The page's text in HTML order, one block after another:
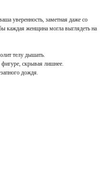
уверенность, заметная даже со
каждая женщина могла выглядеть на
телу дышать.
скрывая лишнее.
дождя.